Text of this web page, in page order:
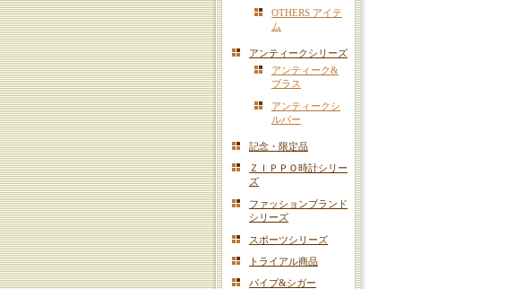
OTHERS アイテ
ム
アンティークシリーズ
アンティーク&
ブラス
アンティークシ
ルバー
記念・限定品
ＺＩＰＰＯ時計シリー
ズ
ファッションブランド
シリーズ
スポーツシリーズ
トライアル商品
パイプ&シガー